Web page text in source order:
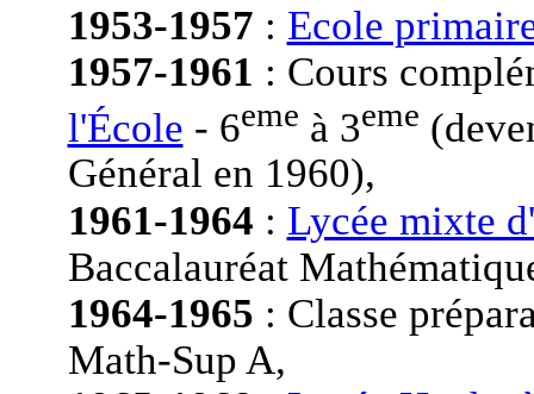
1953-1957 : Ecole
1957-1961 : Cours
l'École - 6eme à 3eme
Général en 1960),
1961-1964 : Lycée mixte
Baccalauréat
1964-1965 : Classe
Math-Sup A,